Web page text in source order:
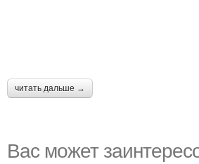
читать дальше →
Вас может